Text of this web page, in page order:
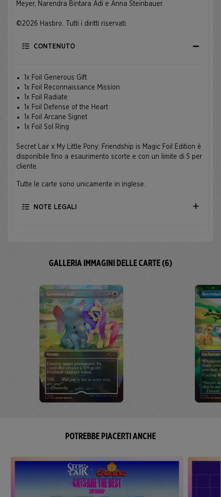
Meyer, Narendra Bintara Adi e Anna Steinbauer.
©2026 Hasbro. Tutti i diritti riservati.
CONTENUTO
1x Foil Generous Gift
1x Foil Reconnaissance Mission
1x Foil Radiate
1x Foil Defense of the Heart
1x Foil Arcane Signet
1x Foil Sol Ring
Secret Lair x My Little Pony: Friendship is Magic Foil Edition è
disponibile fino a esaurimento scorte e con un limite di 5 per
cliente.
Tutte le carte sono unicamente in inglese.
NOTE LEGALI
GALLERIA IMMAGINI DELLE CARTE (6)
POTREBBE PIACERTI ANCHE